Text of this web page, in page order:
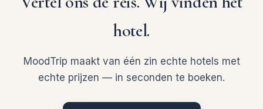
hotel.
MoodTrip maakt van één zin echte hotels met
echte prijzen — in seconden te boeken.